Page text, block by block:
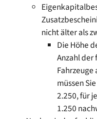
nicht älter als
Die Höhe
Anzahl der
Fahrzeuge
müssen
2.250, für
1.250